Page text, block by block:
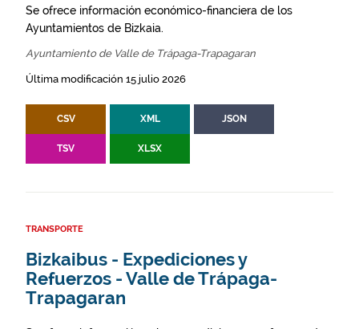
Se ofrece información económico-financiera de los
Ayuntamientos de Bizkaia.
Ayuntamiento de Valle de Trápaga-Trapagaran
Última modificación 15 julio 2026
CSV XML JSON
TSV XLSX
TRANSPORTE
Bizkaibus - Expediciones y
Refuerzos - Valle de Trápaga-
Trapagaran